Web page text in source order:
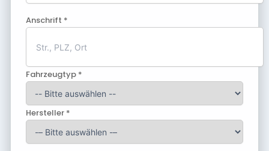
Anschrift *
Fahrzeugtyp *
Hersteller *